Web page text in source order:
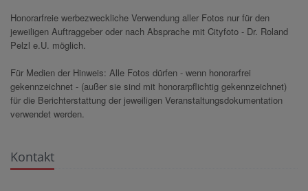
Honorarfreie werbezweckliche Verwendung aller Fotos nur für den
jeweiligen Auftraggeber oder nach Absprache mit Cityfoto - Dr. Roland
Pelzl e.U. möglich.
Für Medien der Hinweis: Alle Fotos dürfen - wenn honorarfrei
gekennzeichnet - (außer sie sind mit honorarpflichtig gekennzeichnet)
für die Berichterstattung der jeweiligen Veranstaltungsdokumentation
verwendet werden.
Kontakt